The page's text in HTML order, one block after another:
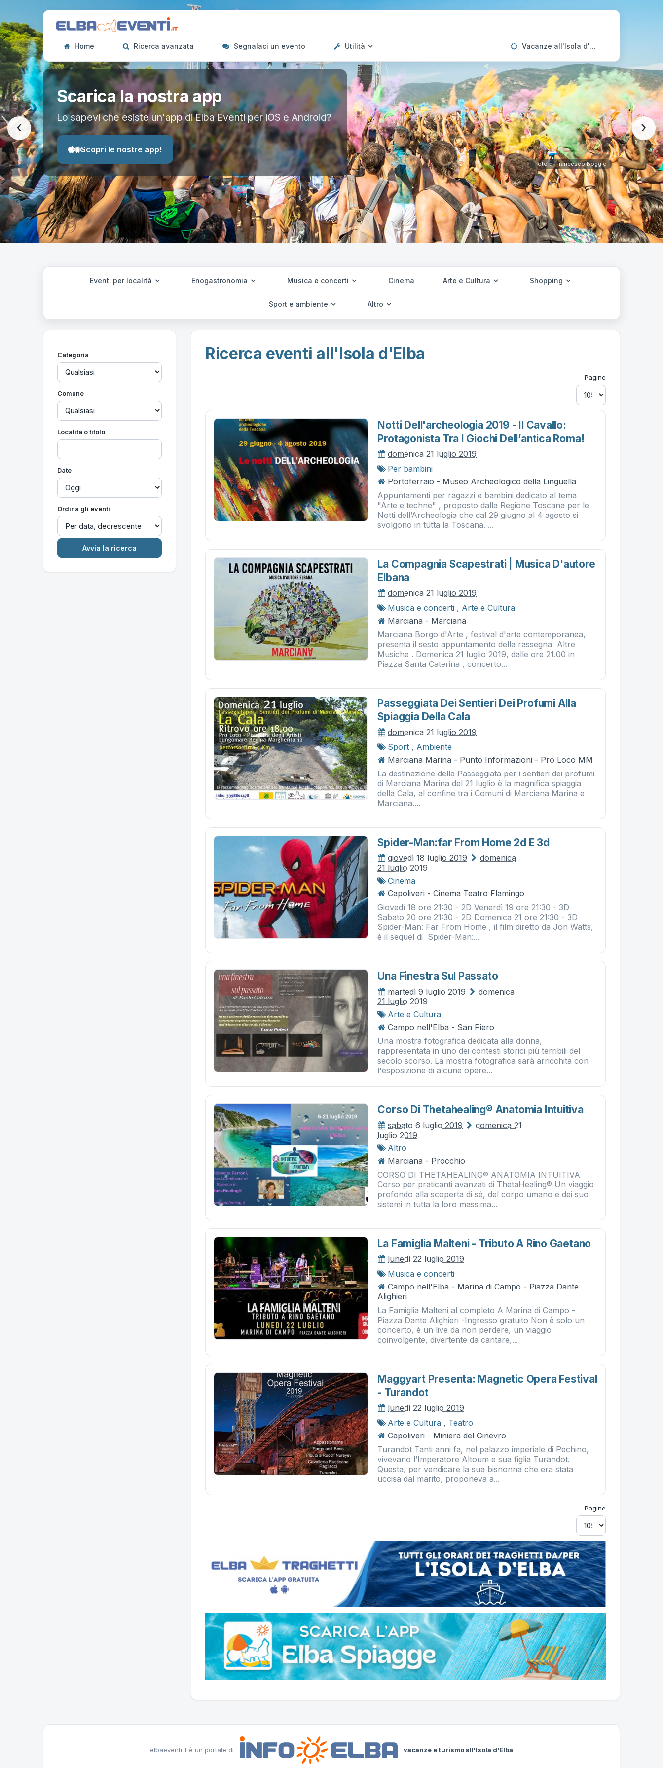
Home Ricerca avanzata Segnalaci un evento Utilità Vacanze all'Isola d'Elba
Scarica la nostra app
Lo sapevi che esiste un'app di Elba Eventi per iOS e Android?
Scopri le nostre app!
Foto di Francesco Boggio
‹ ›
Eventi per località Enogastronomia Musica e concerti Cinema Arte e Cultura Shopping
Sport e ambiente Altro
Categoria
Comune
Località o titolo
Date
Ordina gli eventi
Ricerca eventi all'Isola d'Elba
Pagine
Notti Dell'archeologia 2019 - Il Cavallo:
Protagonista Tra I Giochi Dell’antica Roma!
domenica 21 luglio 2019
Per bambini
Portoferraio - Museo Archeologico della Linguella
Appuntamenti per ragazzi e bambini dedicato al tema
"Arte e techne" , proposto dalla Regione Toscana per le
Notti dell’Archeologia che dal 29 giugno al 4 agosto si
svolgono in tutta la Toscana. ...
La Compagnia Scapestrati | Musica D'autore
Elbana
domenica 21 luglio 2019
Musica e concerti , Arte e Cultura
Marciana - Marciana
Marciana Borgo d'Arte , festival d'arte contemporanea,
presenta il sesto appuntamento della rassegna Altre
Musiche . Domenica 21 luglio 2019, dalle ore 21.00 in
Piazza Santa Caterina , concerto...
Passeggiata Dei Sentieri Dei Profumi Alla
Spiaggia Della Cala
domenica 21 luglio 2019
Sport , Ambiente
Marciana Marina - Punto Informazioni - Pro Loco MM
La destinazione della Passeggiata per i sentieri dei profumi
di Marciana Marina del 21 luglio è la magnifica spiaggia
della Cala, al confine tra i Comuni di Marciana Marina e
Marciana....
Spider-Man:far From Home 2d E 3d
giovedì 18 luglio 2019
domenica
21 luglio 2019
Cinema
Capoliveri - Cinema Teatro Flamingo
Giovedì 18 ore 21:30 - 2D Venerdì 19 ore 21:30 - 3D
Sabato 20 ore 21:30 - 2D Domenica 21 ore 21:30 - 3D
Spider-Man: Far From Home , il film diretto da Jon Watts,
è il sequel di Spider-Man:...
Una Finestra Sul Passato
martedì 9 luglio 2019
domenica
21 luglio 2019
Arte e Cultura
Campo nell'Elba - San Piero
Una mostra fotografica dedicata alla donna,
rappresentata in uno dei contesti storici più terribili del
secolo scorso. La mostra fotografica sarà arricchita con
l'esposizione di alcune opere...
Corso Di Thetahealing® Anatomia Intuitiva
sabato 6 luglio 2019
domenica 21
luglio 2019
Altro
Marciana - Procchio
CORSO DI THETAHEALING® ANATOMIA INTUITIVA
Corso per praticanti avanzati di ThetaHealing® Un viaggio
profondo alla scoperta di sé, del corpo umano e dei suoi
sistemi in tutta la loro massima...
La Famiglia Malteni - Tributo A Rino Gaetano
lunedì 22 luglio 2019
Musica e concerti
Campo nell'Elba - Marina di Campo - Piazza Dante
Alighieri
La Famiglia Malteni al completo A Marina di Campo -
Piazza Dante Alighieri -Ingresso gratuito Non è solo un
concerto, è un live da non perdere, un viaggio
coinvolgente, divertente da cantare,...
Maggyart Presenta: Magnetic Opera Festival
- Turandot
lunedì 22 luglio 2019
Arte e Cultura , Teatro
Capoliveri - Miniera del Ginevro
Turandot Tanti anni fa, nel palazzo imperiale di Pechino,
vivevano l’Imperatore Altoum e sua figlia Turandot.
Questa, per vendicare la sua bisnonna che era stata
uccisa dal marito, proponeva a...
Pagine
elbaeventi.it è un portale di vacanze e turismo all'Isola d'Elba